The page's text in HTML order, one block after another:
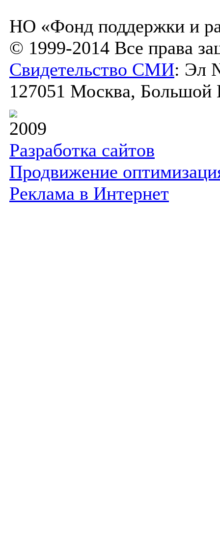
НО «Фонд поддержки и
© 1999-2014 Все права
Свидетельство СМИ: Эл
127051 Москва, Большой
2009
Разработка сайтов
Продвижение
Реклама в Интернет